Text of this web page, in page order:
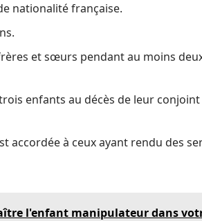
nationalité française.
et sœurs pendant au moins
enfants au décès de leur
accordée à ceux ayant rendu des
l'enfant manipulateur dans